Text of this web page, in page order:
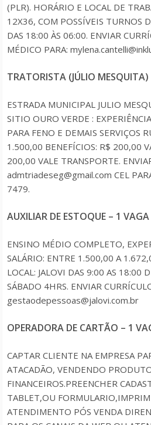
(PLR). HORÁRIO E LOCAL DE
12X36, COM POSSÍVEIS TURNOS
DAS 18:00 ÀS 06:00. ENVIAR
MÉDICO PARA:
TRATORISTA (JÚLIO
ESTRADA MUNICIPAL JULIO
SITIO OURO VERDE :
PARA FENO E DEMAIS SERVIÇOS
1.500,00 BENEFÍCIOS: R$ 200,00
200,00 VALE TRANSPORTE.
admtriadeseg@gmail.com CEL
7479.
AUXILIAR DE ESTOQUE – 1 VAGA
ENSINO MÉDIO COMPLETO,
SALÁRIO: ENTRE 1.500,00 A
LOCAL: JALOVI DAS 9:00 AS 18:00
SÁBADO 4HRS. ENVIAR
gestaodepessoas@jalovi.com.br
OPERADORA DE CARTÃO – 1
CAPTAR CLIENTE NA EMPRESA
ATACADÃO, VENDENDO
FINANCEIROS.PREENCHER
TABLET,OU
ATENDIMENTO PÓS VENDA